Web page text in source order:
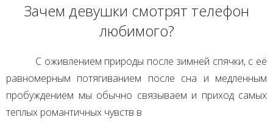
Зачем девушки смотрят телефон
любимого?
С оживлением природы после зимней спячки, с её
равномерным потягиванием после сна и медленным
пробуждением мы обычно связываем и приход самых
теплых романтичных чувств в